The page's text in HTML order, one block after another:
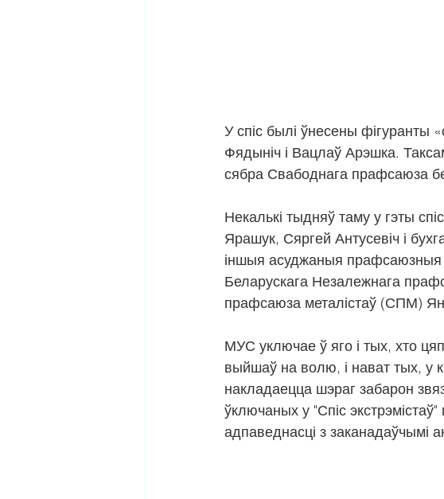
У спіс былі ўнесены
Фядыніч і Вацлаў Арэшка.
сябра Свабоднага прафсаюза
Некалькі тыдняў таму у гэты
Ярашук, Сяргей Антусевіч і
іншыя асуджаныя
Беларускага Незалежнага
прафсаюза металістаў (СПМ)
МУС уключае ў яго і тых, хто
выйшаў на волю, і нават тых, у
накладаецца шэраг забарон
ўключаных у "Спіс
адпаведнасці з заканадаўчымі